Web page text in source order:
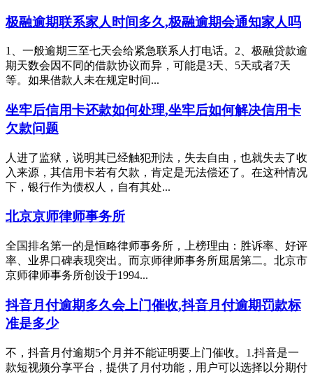
极融逾期联系家人时间多久,极融逾期会通知家人吗
1、一般逾期三至七天会给紧急联系人打电话。2、极融贷款逾
期天数会因不同的借款协议而异，可能是3天、5天或者7天
等。如果借款人未在规定时间...
坐牢后信用卡还款如何处理,坐牢后如何解决信用卡
欠款问题
人进了监狱，说明其已经触犯刑法，失去自由，也就失去了收
入来源，其信用卡若有欠款，肯定是无法偿还了。在这种情况
下，银行作为债权人，自有其处...
北京京师律师事务所
全国排名第一的是恒略律师事务所，上榜理由：胜诉率、好评
率、业界口碑表现突出。而京师律师事务所屈居第二。北京市
京师律师事务所创设于1994...
抖音月付逾期多久会上门催收,抖音月付逾期罚款标
准是多少
不，抖音月付逾期5个月并不能证明要上门催收。1.抖音是一
款短视频分享平台，提供了月付功能，用户可以选择以分期付